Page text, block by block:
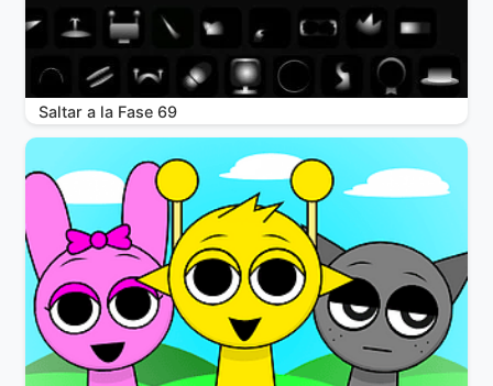
Saltar a la Fase 69